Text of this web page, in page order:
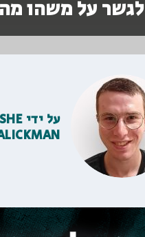
לגשר על משהו
על ידי